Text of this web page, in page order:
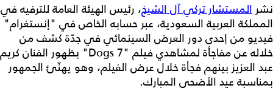
نشر المستشار تركي آل الشيخ، رئيس الهيئة العامة للترفيه في
المملكة العربية السعودية، عبر حسابه الخاص في "إنستغرام"
فيديو من إحدى دور العرض السينمائي في جدّة كشف من
خلاله عن مفاجأة لمشاهدي فيلم "7 Dogs" بظهور الفنان كريم
عبد العزيز بينهم فجأة خلال عرض الفيلم، وهو يهنّئ الجمهور
بمناسبة عيد الأضحى المبارك.